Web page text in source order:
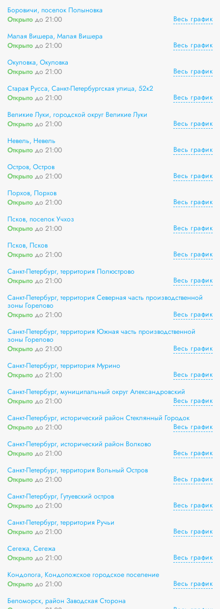
Боровичи, поселок Полыновка
Открыто до 21:00
Весь график
Малая Вишера, Малая Вишера
Открыто до 21:00
Весь график
Окуловка, Окуловка
Открыто до 21:00
Весь график
Старая Русса, Санкт-Петербургская улица, 52к2
Открыто до 21:00
Весь график
Великие Луки, городской округ Великие Луки
Открыто до 21:00
Весь график
Невель, Невель
Открыто до 21:00
Весь график
Остров, Остров
Открыто до 21:00
Весь график
Порхов, Порхов
Открыто до 21:00
Весь график
Псков, поселок Учхоз
Открыто до 21:00
Весь график
Псков, Псков
Открыто до 21:00
Весь график
Санкт-Петербург, территория Полюстрово
Открыто до 21:00
Весь график
Санкт-Петербург, территория Северная часть производственной
зоны Горелово
Открыто до 21:00
Весь график
Санкт-Петербург, территория Южная часть производственной
зоны Горелово
Открыто до 21:00
Весь график
Санкт-Петербург, территория Мурино
Открыто до 21:00
Весь график
Санкт-Петербург, муниципальный округ Александровский
Открыто до 21:00
Весь график
Санкт-Петербург, исторический район Стеклянный Городок
Открыто до 21:00
Весь график
Санкт-Петербург, исторический район Волково
Открыто до 21:00
Весь график
Санкт-Петербург, территория Вольный Остров
Открыто до 21:00
Весь график
Санкт-Петербург, Гутуевский остров
Открыто до 21:00
Весь график
Санкт-Петербург, территория Ручьи
Открыто до 21:00
Весь график
Сегежа, Сегежа
Открыто до 21:00
Весь график
Кондопога, Кондопожское городское поселение
Открыто до 21:00
Весь график
Беломорск, район Заводская Сторона